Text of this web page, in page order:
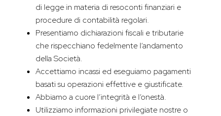
di legge in materia di resoconti finanziari e
procedure di contabilità regolari.
Presentiamo dichiarazioni fiscali e tributarie
che rispecchiano fedelmente l’andamento
della Società.
Accettiamo incassi ed eseguiamo pagamenti
basati su operazioni effettive e giustificate.
Abbiamo a cuore l’integrità e l’onestà.
Utilizziamo informazioni privilegiate nostre o